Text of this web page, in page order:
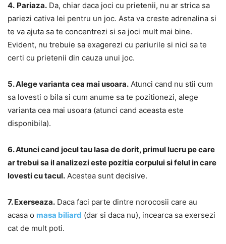
4. Pariaza. Da, chiar daca joci cu prietenii, nu ar strica sa
pariezi cativa lei pentru un joc. Asta va creste adrenalina si
te va ajuta sa te concentrezi si sa joci mult mai bine.
Evident, nu trebuie sa exagerezi cu pariurile si nici sa te
certi cu prietenii din cauza unui joc.
5. Alege varianta cea mai usoara. Atunci cand nu stii cum
sa lovesti o bila si cum anume sa te pozitionezi, alege
varianta cea mai usoara (atunci cand aceasta este
disponibila).
6. Atunci cand jocul tau lasa de dorit, primul lucru pe care
ar trebui sa il analizezi este pozitia corpului si felul in care
lovesti cu tacul. Acestea sunt decisive.
7. Exerseaza. Daca faci parte dintre norocosii care au
acasa o masa biliard (dar si daca nu), incearca sa exersezi
cat de mult poti.